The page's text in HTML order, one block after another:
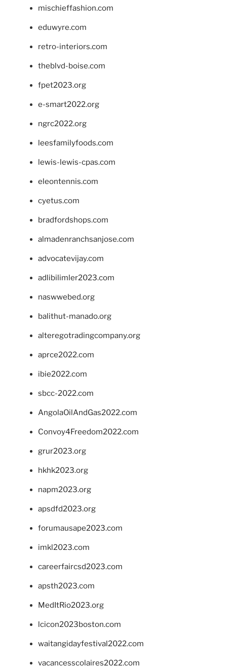
mischieffashion.com
eduwyre.com
retro-interiors.com
theblvd-boise.com
fpet2023.org
e-smart2022.org
ngrc2022.org
leesfamilyfoods.com
lewis-lewis-cpas.com
eleontennis.com
cyetus.com
bradfordshops.com
almadenranchsanjose.com
advocatevijay.com
adlibilimler2023.com
naswwebed.org
balithut-manado.org
alteregotradingcompany.org
aprce2022.com
ibie2022.com
sbcc-2022.com
AngolaOilAndGas2022.com
Convoy4Freedom2022.com
grur2023.org
hkhk2023.org
napm2023.org
apsdfd2023.org
forumausape2023.com
imkl2023.com
careerfaircsd2023.com
apsth2023.com
MedItRio2023.org
lcicon2023boston.com
waitangidayfestival2022.com
vacancesscolaires2022.com